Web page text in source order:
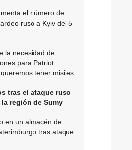
el número de
ruso a Kyiv del 5
la necesidad de
para Patriot:
tener misiles
tras el ataque ruso
región de Sumy
en un almacén de
tras ataque